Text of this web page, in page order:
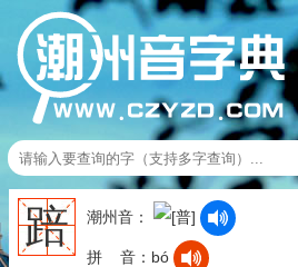
踣 潮州音：
拼 音：bó